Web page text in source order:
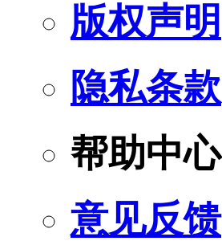
版权声明
隐私条款
帮助中心
意见反馈